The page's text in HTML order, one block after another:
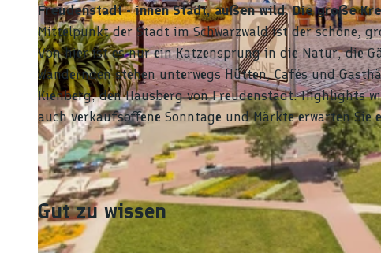
© Stadt Freudenstadt, Heike Butschkus
Freudenstadt - innen Stadt, außen wild. Die große
Mittelpunkt der Stadt im Schwarzwald ist der schöne,
Von hier ist es nur ein Katzensprung in die Natur, die
Wandernden stehen unterwegs Hütten, Cafés und
Kienberg, den Hausberg von Freudenstadt. Highlights
auch verkaufsoffene Sonntage und Märkte erwarten
Gut zu wissen